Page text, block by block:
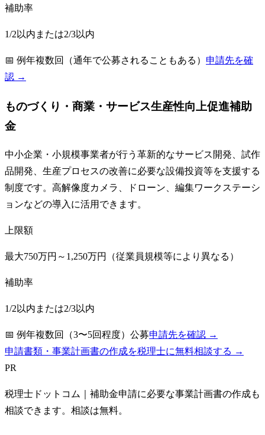
補助率
1/2以内または2/3以内
📅 例年複数回（通年で公募されることもある） 申請先を確
認 →
ものづくり・商業・サービス生産性向上促進補助
金
中小企業・小規模事業者が行う革新的なサービス開発、試作
品開発、生産プロセスの改善に必要な設備投資等を支援する
制度です。高解像度カメラ、ドローン、編集ワークステーシ
ョンなどの導入に活用できます。
上限額
最大750万円～1,250万円（従業員規模等により異なる）
補助率
1/2以内または2/3以内
📅 例年複数回（3〜5回程度）公募申請先を確認 →
申請書類・事業計画書の作成を税理士に無料相談する →
PR
税理士ドットコム
｜補助金申請に必要な事業計画書の作成も
相談できます。相談は無料。